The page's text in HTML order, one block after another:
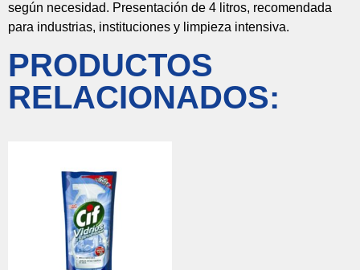
según necesidad. Presentación de 4 litros, recomendada
para industrias, instituciones y limpieza intensiva.
PRODUCTOS
RELACIONADOS: